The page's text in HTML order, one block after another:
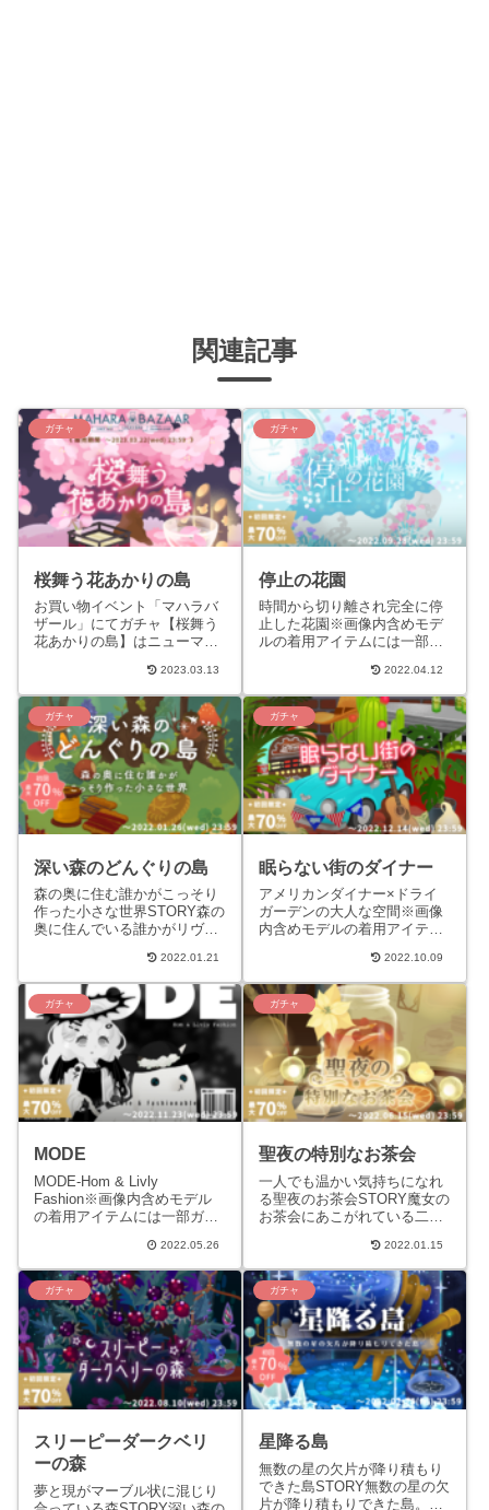
関連記事
ガチャ
桜舞う花あかりの島
お買い物イベント「マハラバ
ザール」にてガチャ【桜舞う
花あかりの島】はニューマハ
ャとは異なり、お買い物イベ
ント「マハラバザール
（2023...
2023.03.13
ガチャ
停止の花園
時間から切り離され完全に停
止した花園※画像内含めモデ
ルの着用アイテムには一部ガ
ます。STORYとある時間の研
究者が、「時間の流れ方」
は...
2022.04.12
ガチャ
深い森のどんぐりの島
森の奥に住む誰かがこっそり
作った小さな世界STORY森の
奥に住んでいる誰かがリヴリ
屋根裏から集めてきた小物や
植物で作られた島。人が作
っ...
2022.01.21
ガチャ
眠らない街のダイナー
アメリカンダイナー×ドライ
ガーデンの大人な空間※画像
内含めモデルの着用アイテム
ものがあります。STORYアメ
リカンダイナー×ドライガ
ー...
2022.10.09
ガチャ
MODE
MODE-Hom & Livly
Fashion※画像内含めモデル
の着用アイテムには一部ガチ
す。※画像内モデルの着用ア
イテムは実際の色...
2022.05.26
ガチャ
聖夜の特別なお茶会
一人でも温かい気持ちになれ
る聖夜のお茶会STORY魔女の
お茶会にあこがれている二人
会を開催しようと準備中。今
回は弟も招いて三人でお茶
会...
2022.01.15
ガチャ
スリーピーダークベリ
ーの森
夢と現がマーブル状に混じり
ガチャ
星降る島
無数の星の欠片が降り積もり
できた島STORY無数の星の欠
片が降り積もりできた島。夜